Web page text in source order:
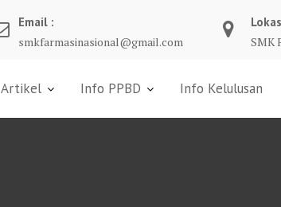
Email :
smkfarmasinasional@gmail.com
SMK
Artikel Info PPBD Info Kelulusan